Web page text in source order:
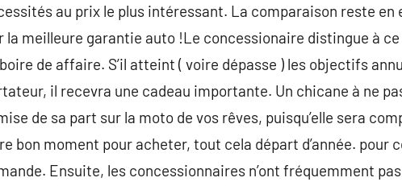
au prix le plus intéressant. La comparaison reste en
la meilleure garantie auto !Le concessionaire distingue à
de affaire. S’il atteint ( voire dépasse ) les objectifs
il recevra une cadeau importante. Un chicane à ne
de sa part sur la moto de vos rêves, puisqu’elle sera
bon moment pour acheter, tout cela départ d’année. pour
Ensuite, les concessionnaires n’ont fréquemment